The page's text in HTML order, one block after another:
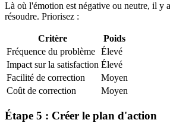
Là où l'émotion est négative ou neutre, il y
résoudre. Priorisez :
Critère
Poids
Fréquence du problème Élevé
Impact sur la satisfaction Élevé
Facilité de correction
Moyen
Coût de correction
Moyen
Étape 5 : Créer le plan d'action